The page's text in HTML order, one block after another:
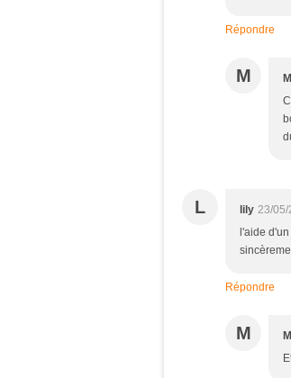
Répondre
M
L lily 23/05/
l'aide
Répondre
M